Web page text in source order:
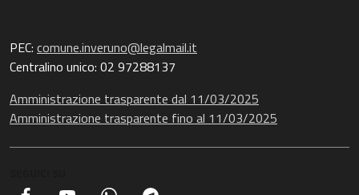
PEC: comune.inveruno@legalmail.it
Centralino unico: 02 97288137
Amministrazione trasparente dal 11/03/2025
Amministrazione trasparente fino al 11/03/2025